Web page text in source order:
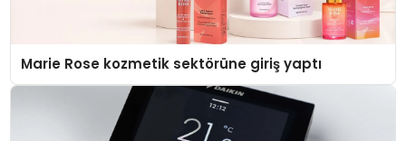
Marie Rose kozmetik sektörüne giriş yaptı